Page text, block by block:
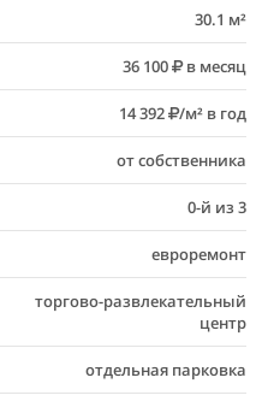
30.1 м²
36 100 в месяц
14 392 /м² в год
от собственника
0-й из 3
евроремонт
торгово-развлекательный
центр
отдельная парковка